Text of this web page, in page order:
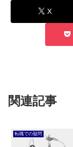
X
関連記事
転職での疑問